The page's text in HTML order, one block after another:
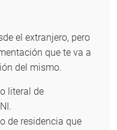
el extranjero, pero
que te va a
del mismo.
literal de
de residencia que